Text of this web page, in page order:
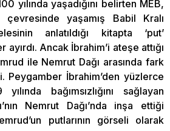
yılında yaşadığını belirten MEB,
yaşamış Babil Kralı
anlatıldığı kitapta ‘put’
Ancak İbrahim’i ateşe attığı
ile Nemrut Dağı arasında fark
Peygamber İbrahim’den yüzlerce
bağımsızlığını sağlayan
Nemrut Dağı’nda inşa ettiği
putlarının görseli olarak